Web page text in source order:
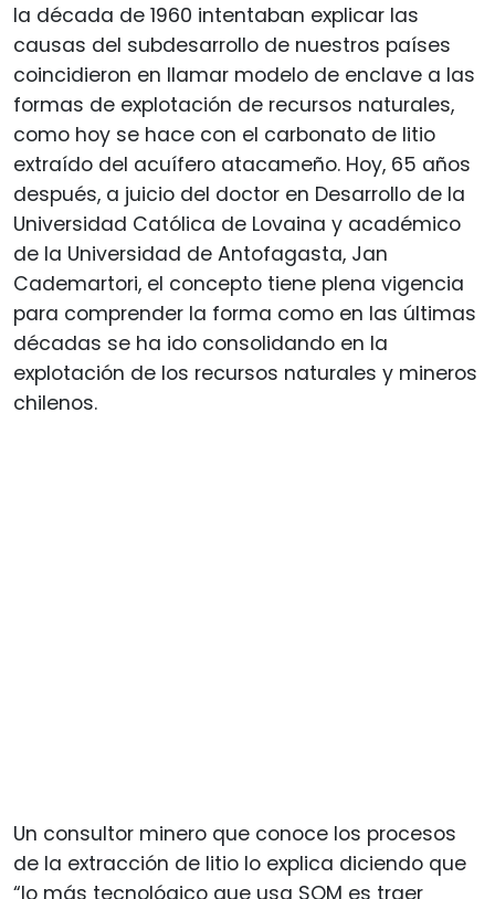
la década de 1960 intentaban explicar las
causas del subdesarrollo de nuestros países
coincidieron en llamar modelo de enclave a las
formas de explotación de recursos naturales,
como hoy se hace con el carbonato de litio
extraído del acuífero atacameño. Hoy, 65 años
después, a juicio del doctor en Desarrollo de la
Universidad Católica de Lovaina y académico
de la Universidad de Antofagasta, Jan
Cademartori, el concepto tiene plena vigencia
para comprender la forma como en las últimas
décadas se ha ido consolidando en la
explotación de los recursos naturales y mineros
chilenos.
Un consultor minero que conoce los procesos
de la extracción de litio lo explica diciendo que
“lo más tecnológico que usa SQM es traer